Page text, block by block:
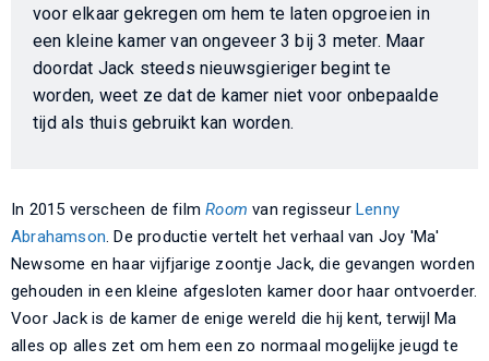
voor elkaar gekregen om hem te laten opgroeien in
een kleine kamer van ongeveer 3 bij 3 meter. Maar
doordat Jack steeds nieuwsgieriger begint te
worden, weet ze dat de kamer niet voor onbepaalde
tijd als thuis gebruikt kan worden.
In 2015 verscheen de filmRoom van regisseurLenny
Abrahamson. De productie vertelt het verhaal van Joy 'Ma'
Newsome en haar vijfjarige zoontje Jack, die gevangen worden
gehouden in een kleine afgesloten kamer door haar ontvoerder.
Voor Jack is de kamer de enige wereld die hij kent, terwijl Ma
alles op alles zet om hem een zo normaal mogelijke jeugd te